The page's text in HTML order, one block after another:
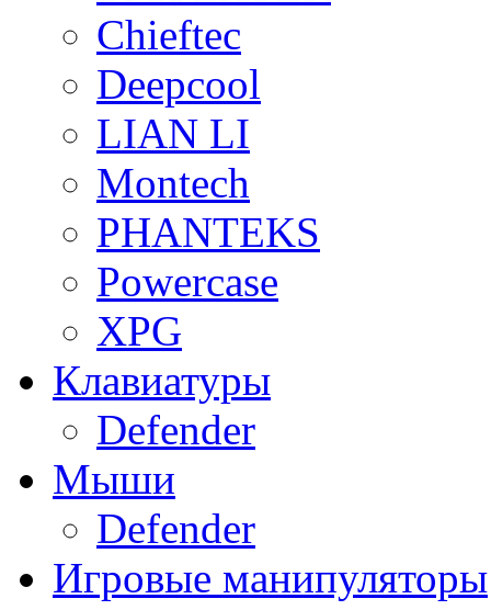
Chieftec
Deepcool
LIAN LI
Montech
PHANTEKS
Powercase
XPG
Клавиатуры
Defender
Мыши
Defender
Игровые манипуляторы